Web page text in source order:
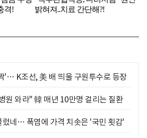
'… K조선, 美 배 띄울 구원투수로 등장
원 와라" 韓 매년 10만명 걸리는 질환
렀네… 폭염에 가격 치솟은 '국민 횟감'